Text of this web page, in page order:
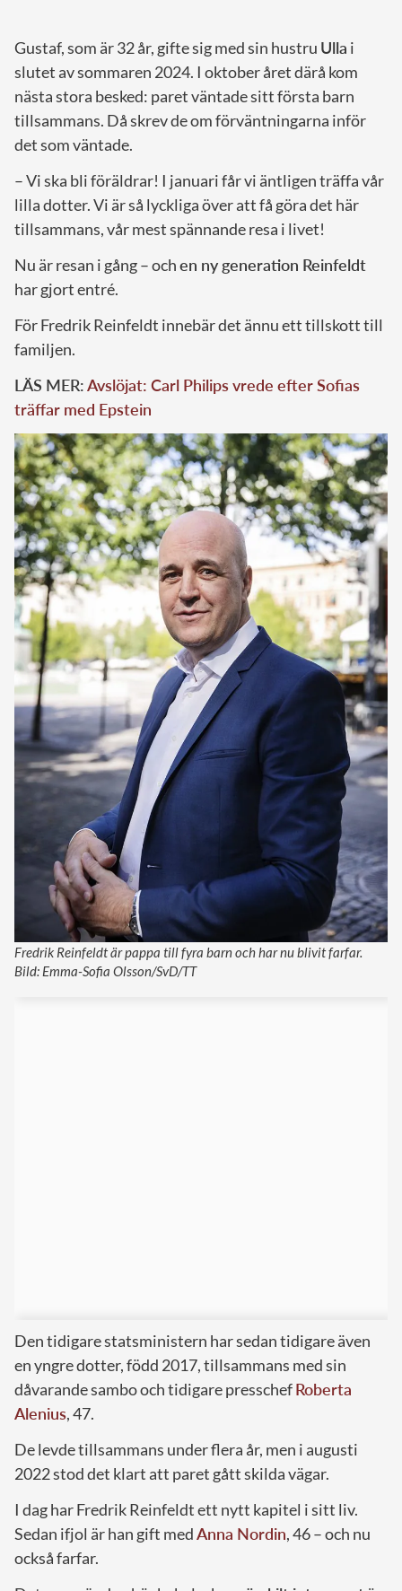
Gustaf, som är 32 år, gifte sig med sin hustru Ulla i
slutet av sommaren 2024. I oktober året därå kom
nästa stora besked: paret väntade sitt första barn
tillsammans. Då skrev de om förväntningarna inför
det som väntade.
– Vi ska bli föräldrar! I januari får vi äntligen träffa vår
lilla dotter. Vi är så lyckliga över att få göra det här
tillsammans, vår mest spännande resa i livet!
Nu är resan i gång – ochen ny generation Reinfeldt
har gjort entré.
För Fredrik Reinfeldt innebär det ännu ett tillskott till
familjen.
LÄS MER:Avslöjat: Carl Philips vrede efter Sofias
träffar med Epstein
Fredrik Reinfeldt är pappa till fyra barn och har nu blivit farfar.
Bild: Emma-Sofia Olsson/SvD/TT
Den tidigare statsministern har sedan tidigare även
en yngre dotter, född 2017, tillsammans med sin
dåvarande sambo och tidigare presschefRoberta
Alenius, 47.
De levde tillsammans under flera år, men i augusti
2022 stod det klart att paret gått skilda vägar.
I dag har Fredrik Reinfeldt ett nytt kapitel i sitt liv.
Sedan ifjol är han gift medAnna Nordin, 46 – och nu
också farfar.